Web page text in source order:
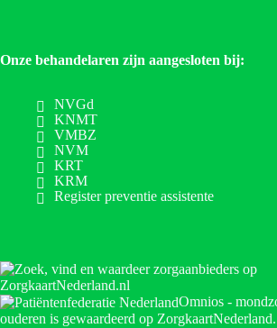
Onze behandelaren zijn aangesloten bij:
NVGd
KNMT
VMBZ
NVM
KRT
KRM
Register preventie assistente
Omnios -
ouderen is gewaardeerd op ZorgkaartNederland.